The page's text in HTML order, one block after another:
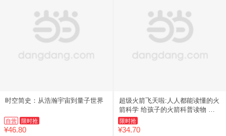
时空简史：从浩瀚宇宙到量子世界
自营 限时抢
¥46.80
超级火箭飞天啦:人人都能读懂的火
箭科学 给孩子的火箭科普读物 让
造火箭的人做你的私人讲解员
限时抢
¥34.70